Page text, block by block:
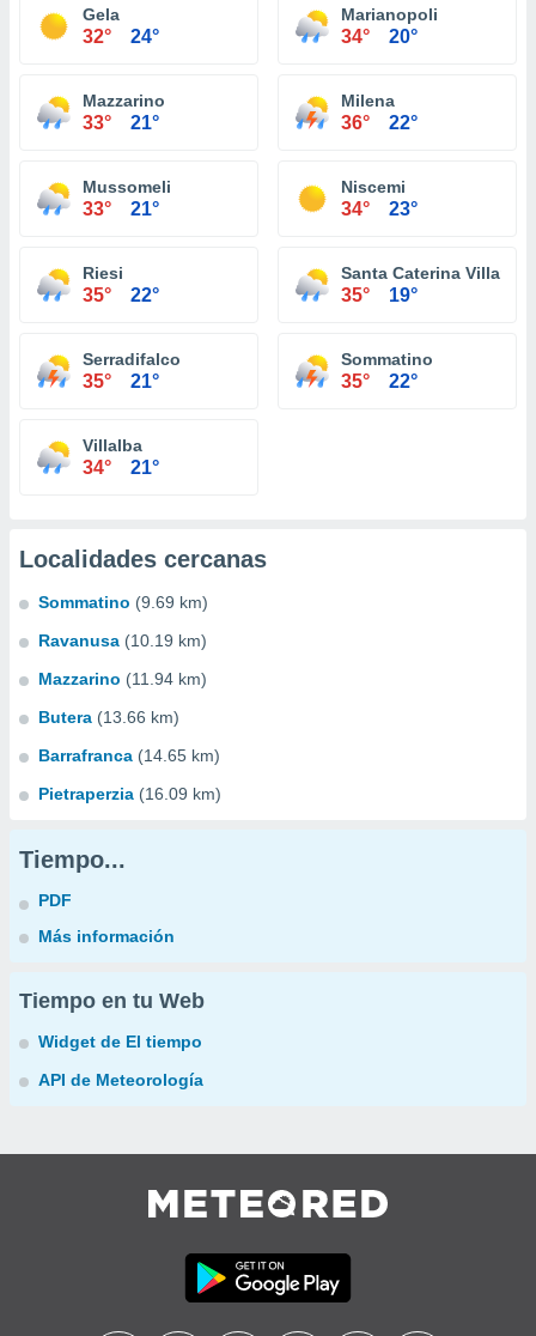
Gela
32° 24°
Marianopoli
34° 20°
Mazzarino
33° 21°
Milena
36° 22°
Mussomeli
33° 21°
Niscemi
34° 23°
Riesi
35° 22°
Santa Caterina
35° 19°
Serradifalco
35° 21°
Sommatino
35° 22°
Villalba
34° 21°
Localidades cercanas
Sommatino (9.69 km)
Ravanusa (10.19 km)
Mazzarino (11.94 km)
Butera (13.66 km)
Barrafranca (14.65 km)
Pietraperzia (16.09 km)
Tiempo...
PDF
Más información
Tiempo en tu Web
Widget de El tiempo
API de Meteorología